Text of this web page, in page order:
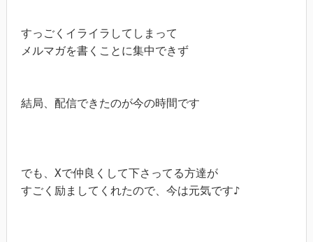
すっごくイライラしてしまって
メルマガを書くことに集中できず
結局、配信できたのが今の時間です
でも、Xで仲良くして下さってる方達が
すごく励ましてくれたので、今は元気です♪